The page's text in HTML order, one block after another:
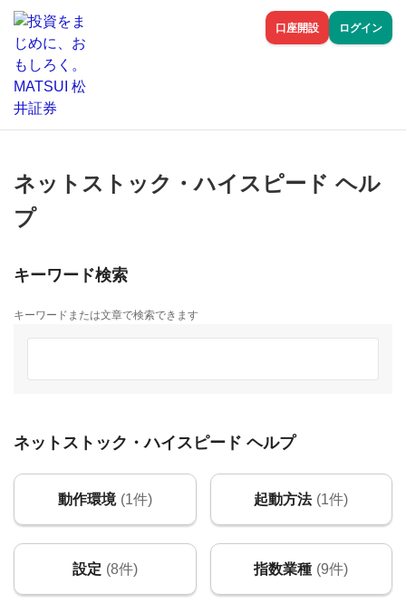
口座開設 ログイン
ネットストック・ハイスピード ヘル
プ
キーワード検索
キーワードまたは文章で検索できます
ネットストック・ハイスピード ヘルプ
動作環境 (1件) 起動方法 (1件)
設定 (8件) 指数業種 (9件)